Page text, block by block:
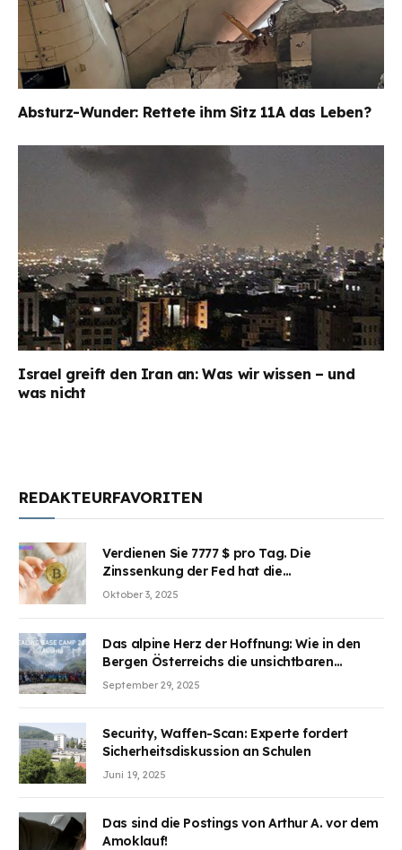
Absturz-Wunder: Rettete ihm Sitz 11A das Leben?
Israel greift den Iran an: Was wir wissen – und
was nicht
REDAKTEURFAVORITEN
Verdienen Sie 7777 $ pro Tag. Die
Zinssenkung der Fed hat die
Aufmerksamkeit des Marktes erregt.
Oktober 3, 2025
Das alpine Herz der Hoffnung: Wie in den
Bergen Österreichs die unsichtbaren
Wunden des Kriegesheilen
September 29, 2025
Security, Waffen-Scan: Experte fordert
Sicherheitsdiskussion an Schulen
Juni 19, 2025
Das sind die Postings von Arthur A. vor dem
Amoklauf!